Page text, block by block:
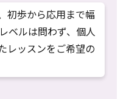
初歩から応用まで幅
ベルは問わず、個人
レッスンをご希望の